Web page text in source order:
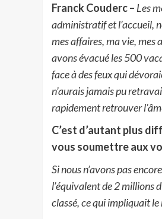
Franck Couderc – Les
administratif et l’accueil,
mes affaires, ma vie, mes
avons évacué les 500
face à des feux qui
n’aurais jamais pu
rapidement retrouver
C’est d’autant plus
vous soumettre aux
Si nous n’avons pas
l’équivalent de 2 millions
classé, ce qui impliquait